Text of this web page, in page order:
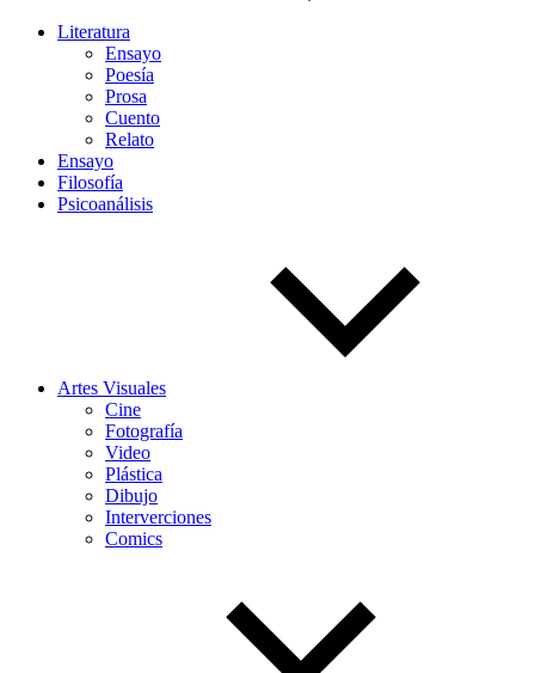
Literatura
Ensayo
Poesía
Prosa
Cuento
Relato
Ensayo
Filosofía
Psicoanálisis
Artes Visuales
Cine
Fotografía
Video
Plástica
Dibujo
Interverciones
Comics